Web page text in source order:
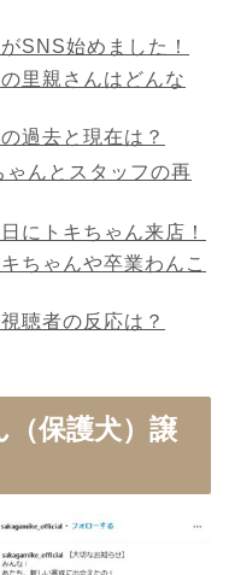
SNS始めました！
里親さんはどんな
過去と現在は？
ゃんとスタッフの再
にトキちゃん来店！
ちゃんや卒業わんこ
聴者の反応は？
保護犬）譲